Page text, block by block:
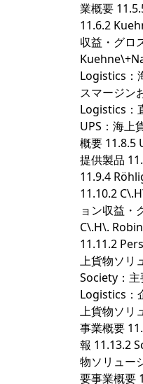
業概要
11.6.2
収益・グロ
Logistics：
スマージン
Logistics：
UPS：海上
概要 11.8.5
提供製品
11.9.4
11.10.2
ョン収益・
C\.H\.
11.11.2
上貨物ソリ
Society：主
Logistics：
上貨物ソリ
事業概要
報 11.13.2
物ソリュー
要事業概要